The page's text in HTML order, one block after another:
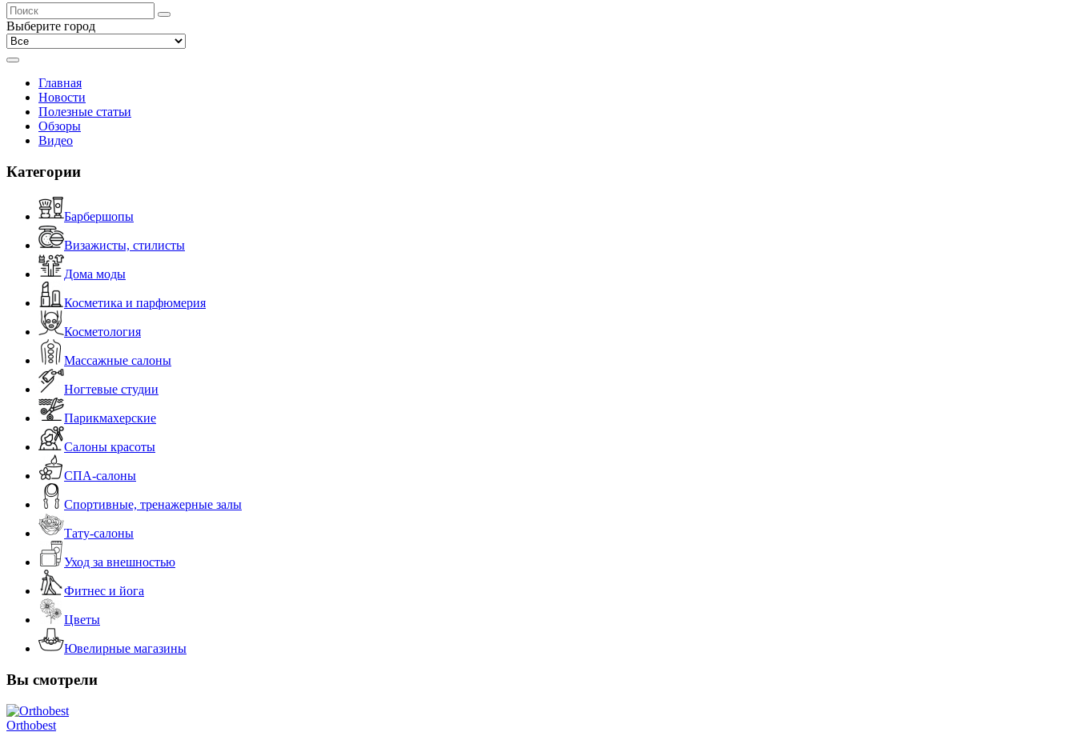
Выберите город
Главная
Новости
Полезные статьи
Обзоры
Видео
Категории
Барбершопы
Визажисты, стилисты
Дома моды
Косметика и парфюмерия
Косметология
Массажные салоны
Ногтевые студии
Парикмахерские
Салоны красоты
СПА-салоны
Спортивные, тренажерные залы
Тату-салоны
Уход за внешностью
Фитнес и йога
Цветы
Ювелирные магазины
Вы смотрели
Orthobest